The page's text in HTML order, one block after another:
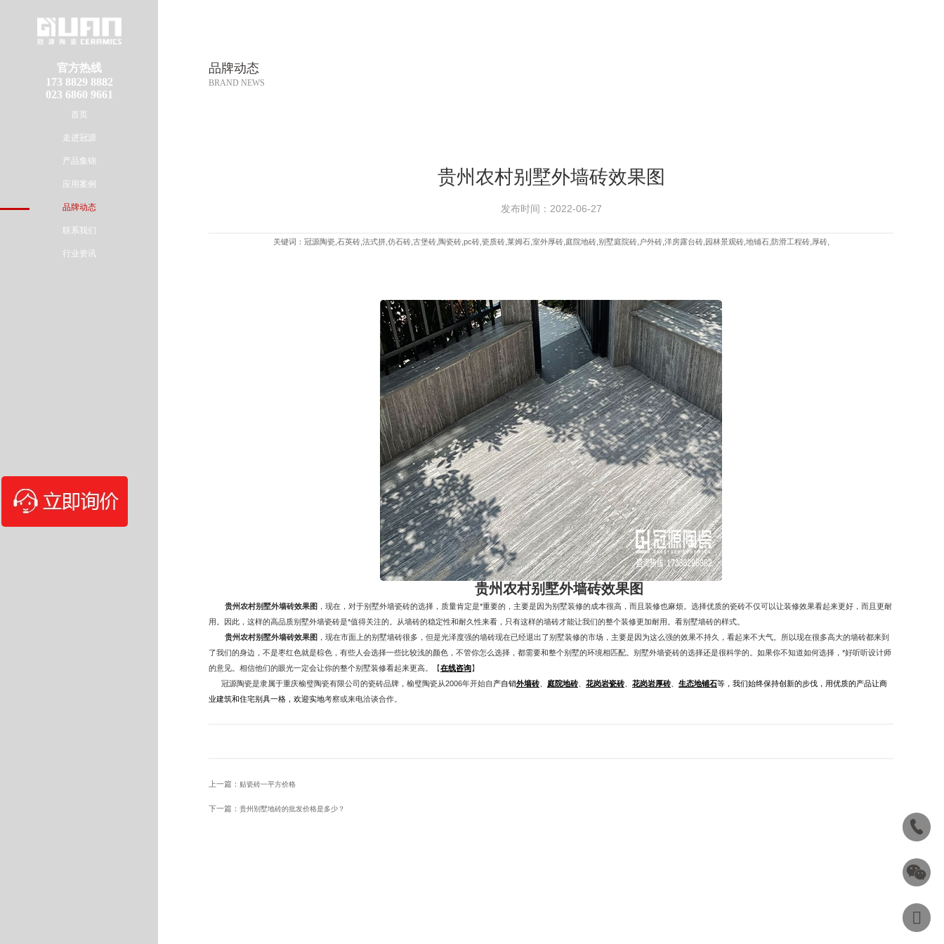
官方热线
173 8829 8882
023 6860 9661
首页
走进冠源
产品集锦
应用案例
品牌动态
联系我们
行业资讯
品牌动态
BRAND NEWS
贵州农村别墅外墙砖效果图
发布时间：2022-06-27
关键词：冠源陶瓷,石英砖,法式拼,仿石砖,古堡砖,陶瓷砖,pc砖,瓷质砖,莱姆石,室外厚砖,庭院地砖,别墅庭院砖,户外砖,洋房露台砖,园林景观砖,地铺石,防滑工程砖,厚砖,
贵州农村别墅外墙砖效果图
贵州农村别墅外墙砖效果图 ，现在，对于别墅外墙瓷砖的选择，质量肯定是*重要的，主要是因为别墅装修的成本很高，而且装修也麻烦。选择优质的瓷砖不仅可以让装修效果看起来更好，而且更耐
用。因此，这样的高品质别墅外墙瓷砖是*值得关注的。从墙砖的稳定性和耐久性来看，只有这样的墙砖才能让我们的整个装修更加耐用。看别墅墙砖的样式。
贵州农村别墅外墙砖效果图 ，现在市面上的别墅墙砖很多，但是光泽度强的墙砖现在已经退出了别墅装修的市场，主要是因为这么强的效果不持久，看起来不大气。所以现在很多高大的墙砖都来到
了我们的身边，不是枣红色就是棕色，有些人会选择一些比较浅的颜色，不管你怎么选择，都需要和整个别墅的环境相匹配。别墅外墙瓷砖的选择还是很科学的。如果你不知道如何选择，*好听听设计师
的意见。相信他们的眼光一定会让你的整个别墅装修看起来更高。【在线咨询】
冠源陶瓷是隶属于重庆榆璧陶瓷有限公司的瓷砖品牌，榆璧陶瓷从2006年开始自产自销外墙砖 庭院地砖 花岗岩瓷砖 花岗岩厚砖 生态地铺石等，我们始终保持创新的步伐，用优质的产品让商
业建筑和住宅别具一格，欢迎实地考察或来电洽谈合作。
上一篇： 贴瓷砖一平方价格
下一篇： 贵州别墅地砖的批发价格是多少？